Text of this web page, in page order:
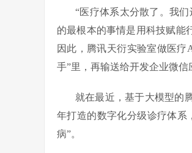
“医疗体系太分散了。我
的最根本的事情是用科技赋能
因此，腾讯天衍实验室做医
手”里，再输送给开发企业微
就在最近，基于大模型的
年打造的数字化分级诊疗体系
病”。